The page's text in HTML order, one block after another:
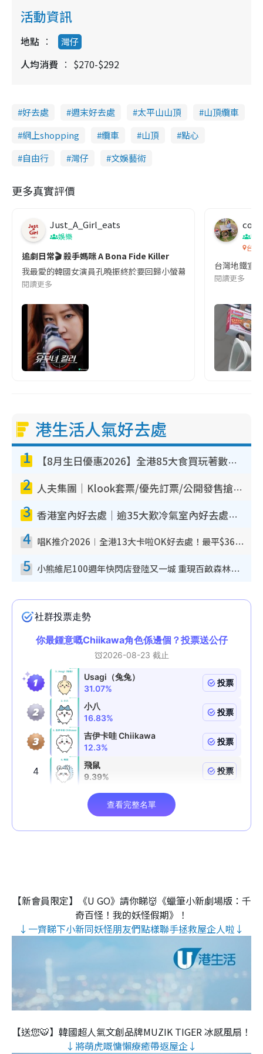
活動資訊
地點 灣仔
人均消費 $270-$292
好去處 週末好去處 太平山山頂
山頂纜車
網上shopping
纜車 山頂
點心
自由行
灣仔 文娛藝術
更多真實評價
Just_A_Girl_eats
娛樂
追劇日常🎬 殺手媽咪 A Bona Fide Killer
我最愛的韓國女演員孔曉振終於要回歸小螢幕啦!這次的劇本改編
閱讀更多
co
吹
台灣
台灣地鐵宣
閱讀更多
港生活人氣好去處
1 【8月生日優惠2026】全港85大食買玩著數攻略 自助餐/火鍋放題同行免費＋誠品/DONKI送現金券
2 人夫集團｜Klook套票/優先訂票/公開發售搶飛攻略！附票價.購票連結.場地座位表
3 香港室內好去處｜逾35大歎冷氣室內好去處推介 室內活動免費避雨無懼落雨
4 唱K推介2026︱全港13大卡啦OK好去處！最平$36起 日文K都有！(附地址+收費詳情)
5 小熊維尼100週年快閃店登陸又一城 重現百畝森林經典場景／獨家限定盲盒登場／專屬DIY香水
【新會員限定】《U GO》請你睇👹《蠟筆小新劇場版：千
奇百怪！我的妖怪假期》！
↓一齊睇下小新同妖怪朋友們點樣聯手拯救屋企人啦↓
【送您🐯】韓國超人氣文創品牌MUZIK TIGER 冰感風扇！
↓將萌虎嘅慵懶療癒帶返屋企↓